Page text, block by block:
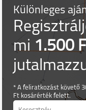
Különleges
mi1.500
* A feliratkozást követő
Ft kosárérték felett.